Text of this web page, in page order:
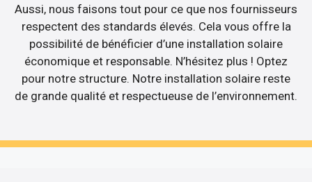
Aussi, nous faisons tout pour ce que nos fournisseurs
respectent des standards élevés. Cela vous offre la
possibilité de bénéficier d’une installation solaire
économique et responsable. N’hésitez plus ! Optez
pour notre structure. Notre installation solaire reste
de grande qualité et respectueuse de l’environnement.